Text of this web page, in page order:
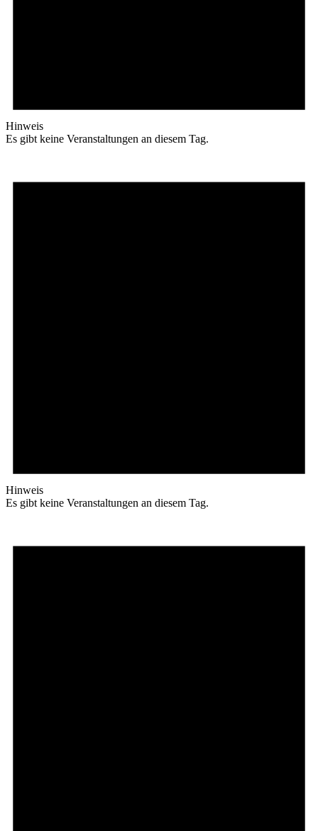
Hinweis
Es gibt keine Veranstaltungen an diesem Tag.
Hinweis
Es gibt keine Veranstaltungen an diesem Tag.